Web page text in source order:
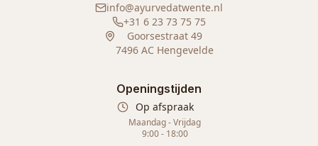
info@ayurvedatwente.nl
+31 6 23 73 75 75
Goorsestraat 49
7496 AC Hengevelde
Openingstijden
Op afspraak
Maandag - Vrijdag
9:00 - 18:00